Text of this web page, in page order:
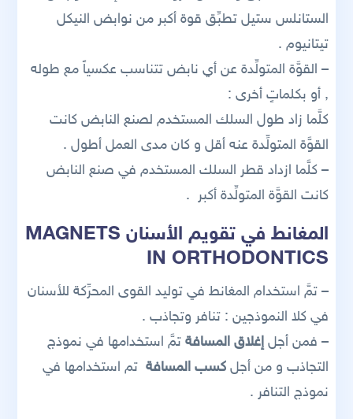
الستانلس ستيل تطبِّق قوة أكبر من نوابض النيكل
تيتانيوم .
– القوَّة المتولِّدة عن أي نابض تتناسب عكسياً مع طوله
, أو بكلماتٍ أخرى :
كلَّما زاد طول السلك المستخدم لصنع النابض كانت
القوَّة المتولِّدة عنه أقل و كان مدى العمل أطول .
– كلَّما ازداد قطر السلك المستخدم في صنع النابض
كانت القوَّة المتولِّدة أكبر .
المغانط في تقويم الأسنان MAGNETS
IN ORTHODONTICS
– تمَّ استخدام المغانط في توليد القوى المحرِّكة للأسنان
في كلا النموذجين : تنافر وتجاذب .
– فمن أجل إغلاق المسافة تمَّ استخدامها في نموذج
التجاذب و من أجل كسب المسافة تم استخدامها في
نموذج التنافر .